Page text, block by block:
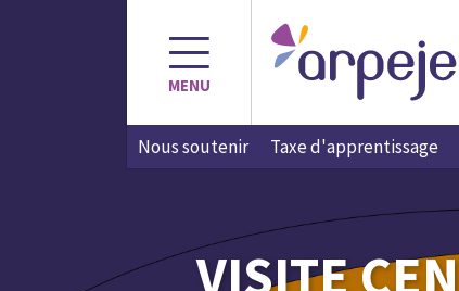
MENU
Nous soutenir Taxe d'apprentissage
VISITE